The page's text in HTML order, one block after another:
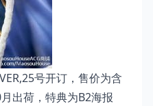
号开订，售价为含
出荷，特典为B2海报